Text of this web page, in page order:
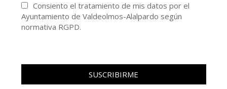
Consiento el tratamiento de mis datos por el
Ayuntamiento de Valdeolmos-Alalpardo según
normativa RGPD.